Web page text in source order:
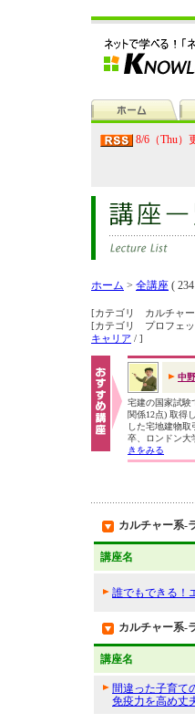
8/6（Thu）
ホーム > 全講座 (
[カテゴリ カルチャー
[カテゴリ プロフェッ
キャリア / ]
中
宅建の国家試験
関係12点) 取得
した宅地建物取
卒、ロンドン
きをみる
カルチャー系-
講座名
誰でもできる！
カルチャー系-
講座名
間違った子育て
免疫力を高め丈